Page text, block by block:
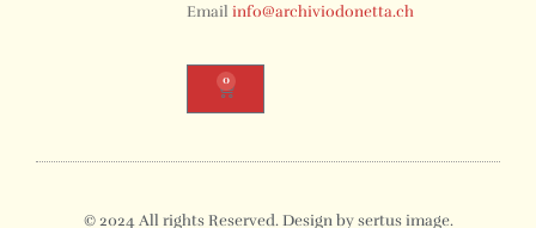
Emailinfo@archiviodonetta.ch
0
© 2024 All rights Reserved. Design by sertus image.